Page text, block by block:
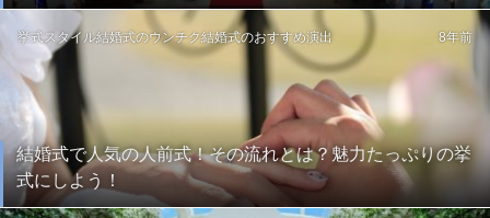
結婚式で人気の人前式！その流れとは？魅力たっぷりの挙
式にしよう！
挙式スタイル結婚式のウンチク結婚式のおすすめ演出 8年前